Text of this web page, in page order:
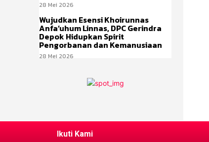
28 Mei 2026
Wujudkan Esensi Khoirunnas
Anfa’uhum Linnas, DPC Gerindra
Depok Hidupkan Spirit
Pengorbanan dan Kemanusiaan
28 Mei 2026
Ikuti Kami